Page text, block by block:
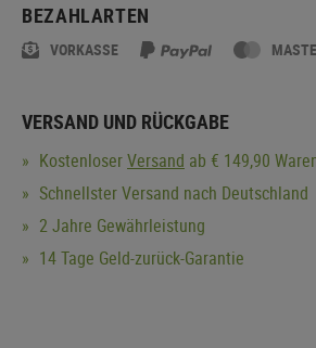
BEZAHLARTEN
VORKASSE
VERSAND UND RÜCKGABE
KostenloserVersand ab € 149,90
Schnellster Versand nach Deutschland
2 Jahre Gewährleistung
14 Tage Geld-zurück-Garantie